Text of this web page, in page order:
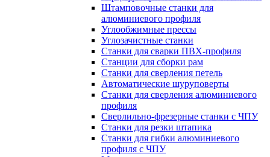
Штамповочные станки для
алюминиевого профиля
Углообжимные прессы
Углозачистные станки
Станки для сварки ПВХ-профиля
Станции для сборки рам
Станки для сверления петель
Автоматические шуруповерты
Станки для сверления алюминиевого
профиля
Сверлильно-фрезерные станки с ЧПУ
Станки для резки штапика
Станки для гибки алюминиевого
профиля с ЧПУ